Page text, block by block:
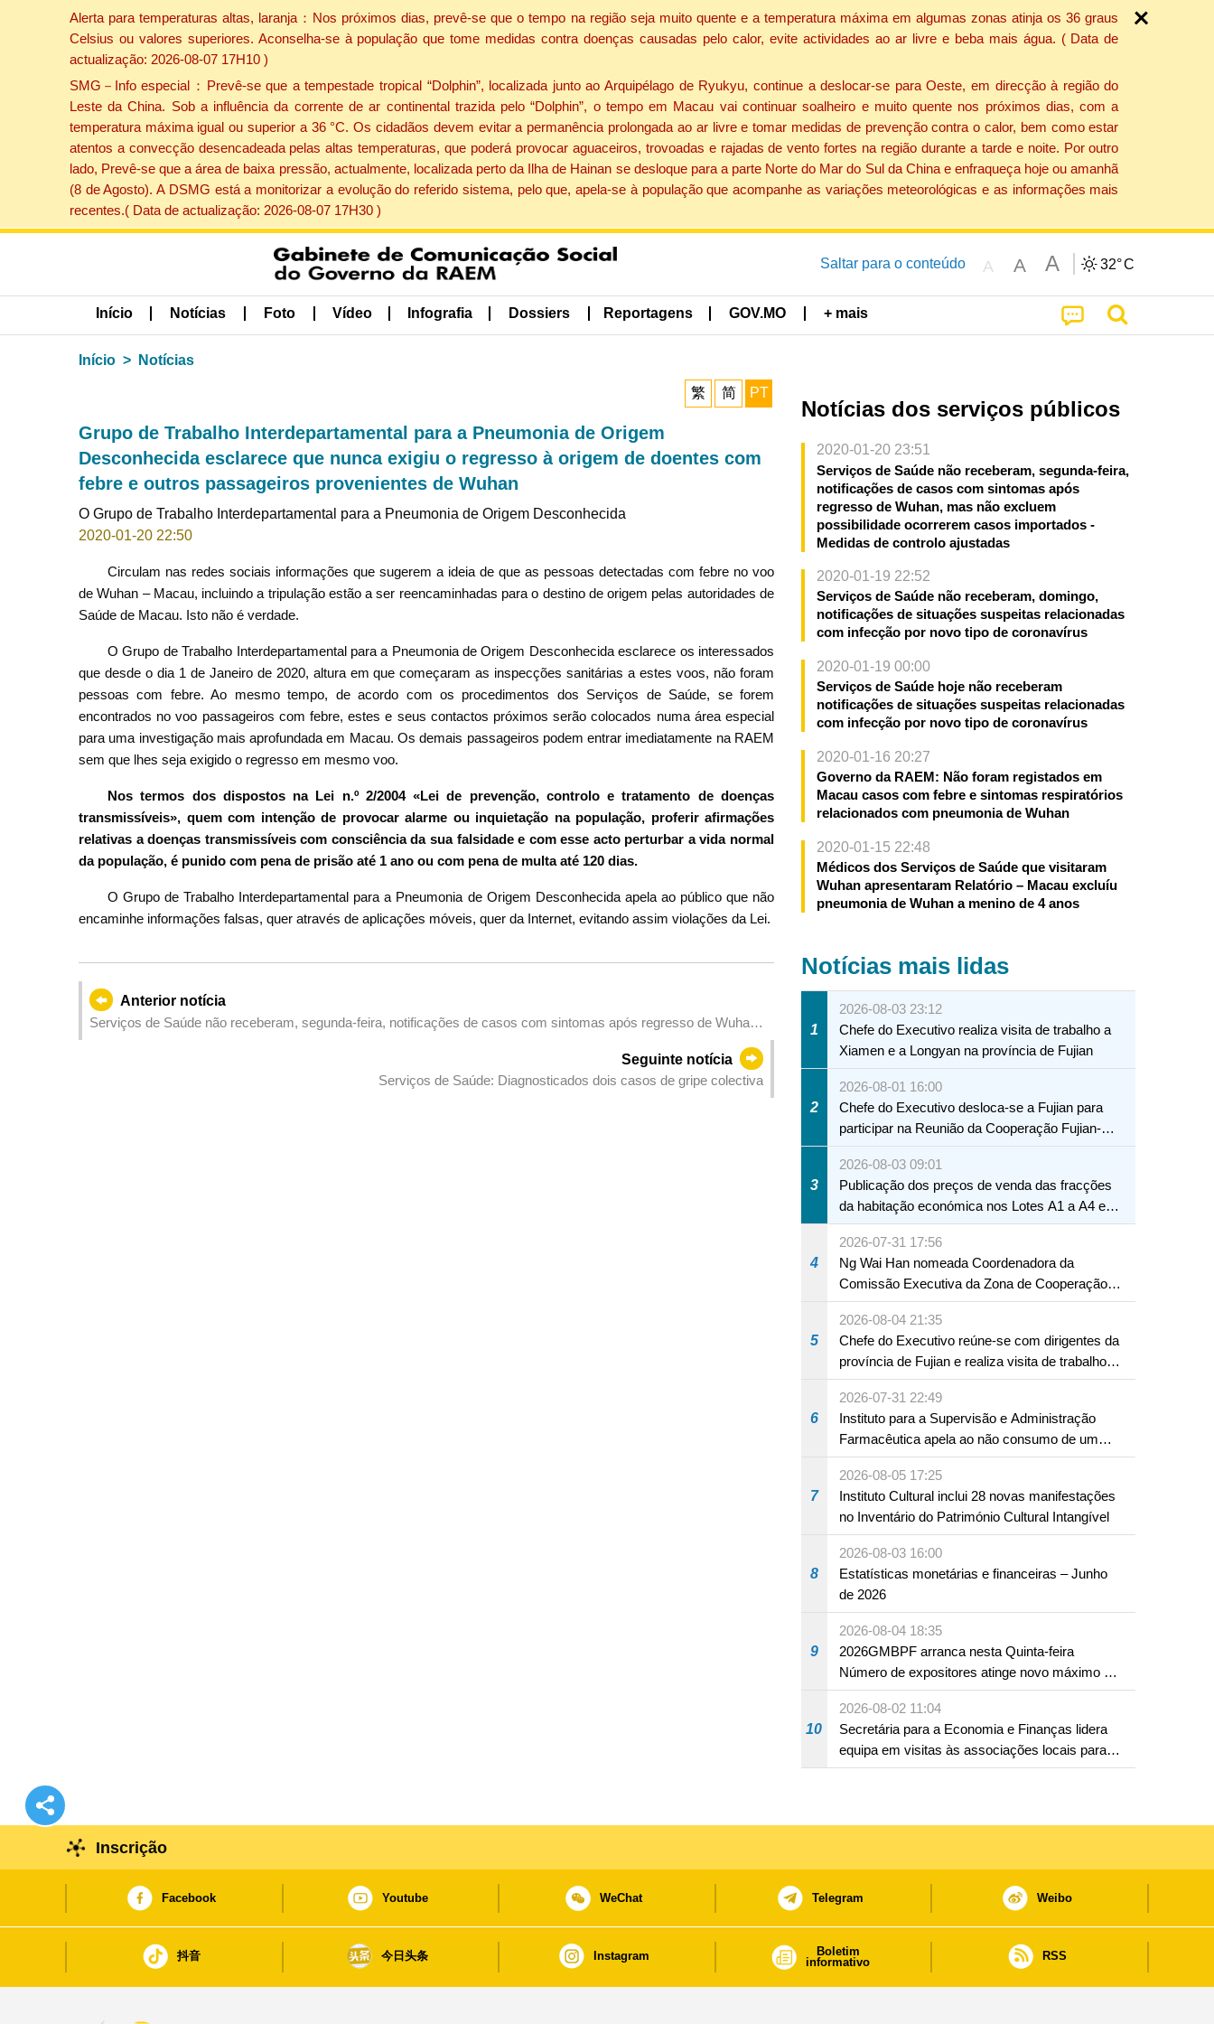
Alerta para temperaturas altas, laranja：Nos próximos dias, prevê-se que o tempo na região seja muito quente e a temperatura máxima em algumas zonas atinja os 36 graus
Celsius ou valores superiores. Aconselha-se à população que tome medidas contra doenças causadas pelo calor, evite actividades ao ar livre e beba mais água. ( Data de
actualização: 2026-08-07 17H10 )
SMG－Info especial：Prevê-se que a tempestade tropical “Dolphin”, localizada junto ao Arquipélago de Ryukyu, continue a deslocar-se para Oeste, em direcção à região do
Leste da China. Sob a influência da corrente de ar continental trazida pelo “Dolphin”, o tempo em Macau vai continuar soalheiro e muito quente nos próximos dias, com a
temperatura máxima igual ou superior a 36 °C. Os cidadãos devem evitar a permanência prolongada ao ar livre e tomar medidas de prevenção contra o calor, bem como estar
atentos a convecção desencadeada pelas altas temperaturas, que poderá provocar aguaceiros, trovoadas e rajadas de vento fortes na região durante a tarde e noite. Por outro
lado, Prevê-se que a área de baixa pressão, actualmente, localizada perto da Ilha de Hainan se desloque para a parte Norte do Mar do Sul da China e enfraqueça hoje ou amanhã
(8 de Agosto). A DSMG está a monitorizar a evolução do referido sistema, pelo que, apela-se à população que acompanhe as variações meteorológicas e as informações mais
recentes.( Data de actualização: 2026-08-07 17H30 )
Saltar para o conteúdo A A A 32°C
Início Notícias Foto Vídeo Infografia Dossiers Reportagens GOV.MO + mais
Início Notícias
繁 简 PT
Grupo de Trabalho Interdepartamental para a Pneumonia de Origem
Desconhecida esclarece que nunca exigiu o regresso à origem de doentes com
febre e outros passageiros provenientes de Wuhan
O Grupo de Trabalho Interdepartamental para a Pneumonia de Origem Desconhecida
2020-01-20 22:50
Circulam nas redes sociais informações que sugerem a ideia de que as pessoas detectadas com febre no voo
de Wuhan – Macau, incluindo a tripulação estão a ser reencaminhadas para o destino de origem pelas autoridades de
Saúde de Macau. Isto não é verdade.
O Grupo de Trabalho Interdepartamental para a Pneumonia de Origem Desconhecida esclarece os interessados
que desde o dia 1 de Janeiro de 2020, altura em que começaram as inspecções sanitárias a estes voos, não foram
pessoas com febre. Ao mesmo tempo, de acordo com os procedimentos dos Serviços de Saúde, se forem
encontrados no voo passageiros com febre, estes e seus contactos próximos serão colocados numa área especial
para uma investigação mais aprofundada em Macau. Os demais passageiros podem entrar imediatamente na RAEM
sem que lhes seja exigido o regresso em mesmo voo.
Nos termos dos dispostos na Lei n.º 2/2004 «Lei de prevenção, controlo e tratamento de doenças
transmissíveis», quem com intenção de provocar alarme ou inquietação na população, proferir afirmações
relativas a doenças transmissíveis com consciência da sua falsidade e com esse acto perturbar a vida normal
da população, é punido com pena de prisão até 1 ano ou com pena de multa até 120 dias.
O Grupo de Trabalho Interdepartamental para a Pneumonia de Origem Desconhecida apela ao público que não
encaminhe informações falsas, quer através de aplicações móveis, quer da Internet, evitando assim violações da Lei.
Anterior notícia
Serviços de Saúde não receberam, segunda-feira, notificações de casos com sintomas após regresso de Wuhan,
Seguinte notícia
Serviços de Saúde: Diagnosticados dois casos de gripe colectiva
Notícias dos serviços públicos
2020-01-20 23:51
Serviços de Saúde não receberam, segunda-feira,
notificações de casos com sintomas após
regresso de Wuhan, mas não excluem
possibilidade ocorrerem casos importados -
Medidas de controlo ajustadas
2020-01-19 22:52
Serviços de Saúde não receberam, domingo,
notificações de situações suspeitas relacionadas
com infecção por novo tipo de coronavírus
2020-01-19 00:00
Serviços de Saúde hoje não receberam
notificações de situações suspeitas relacionadas
com infecção por novo tipo de coronavírus
2020-01-16 20:27
Governo da RAEM: Não foram registados em
Macau casos com febre e sintomas respiratórios
relacionados com pneumonia de Wuhan
2020-01-15 22:48
Médicos dos Serviços de Saúde que visitaram
Wuhan apresentaram Relatório – Macau excluíu
pneumonia de Wuhan a menino de 4 anos
Notícias mais lidas
1
2026-08-03 23:12
Chefe do Executivo realiza visita de trabalho a
Xiamen e a Longyan na província de Fujian
2
2026-08-01 16:00
Chefe do Executivo desloca-se a Fujian para
participar na Reunião da Cooperação Fujian-
Macau
3
2026-08-03 09:01
Publicação dos preços de venda das fracções
da habitação económica nos Lotes A1 a A4 e
A12 da Zona A dos Novos Aterros
4
2026-07-31 17:56
Ng Wai Han nomeada Coordenadora da
Comissão Executiva da Zona de Cooperação
Aprofundada entre Guangdong e Macau em
Hengqin
5
2026-08-04 21:35
Chefe do Executivo reúne-se com dirigentes da
província de Fujian e realiza visita de trabalho
em Fuzhou
6
2026-07-31 22:49
Instituto para a Supervisão e Administração
Farmacêutica apela ao não consumo de um
produto com substâncias medicamentosas
ocidentais
7
2026-08-05 17:25
Instituto Cultural inclui 28 novas manifestações
no Inventário do Património Cultural Intangível
8
2026-08-03 16:00
Estatísticas monetárias e financeiras – Junho
de 2026
9
2026-08-04 18:35
2026GMBPF arranca nesta Quinta-feira
Número de expositores atinge novo máximo em
18 anos
10
2026-08-02 11:04
Secretária para a Economia e Finanças lidera
equipa em visitas às associações locais para
consolidar consensos e promover os trabalhos
Inscrição
Facebook Youtube WeChat Telegram Weibo
抖音 今日头条 Instagram
Boletim
informativo
RSS